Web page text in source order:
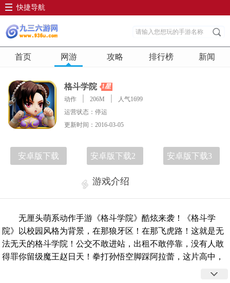
快捷导航
首页 网游 攻略 排行榜 新闻
格斗学院
1星
动作
206M
人气1699
运营状态：停运
更新时间：2016-03-05
安卓版下载 安卓版下载2 安卓版下载3
游戏介绍
无厘头萌系动作手游《格斗学院》酷炫来袭！《格斗学
院》以校园风格为背景，在那狼牙区！在那飞虎路！这就是无
法无天的格斗学院！公交不敢进站，出租不敢停靠，没有人敢
得罪你留级魔王赵日天！拳打孙悟空脚踩阿拉蕾，这片高中，